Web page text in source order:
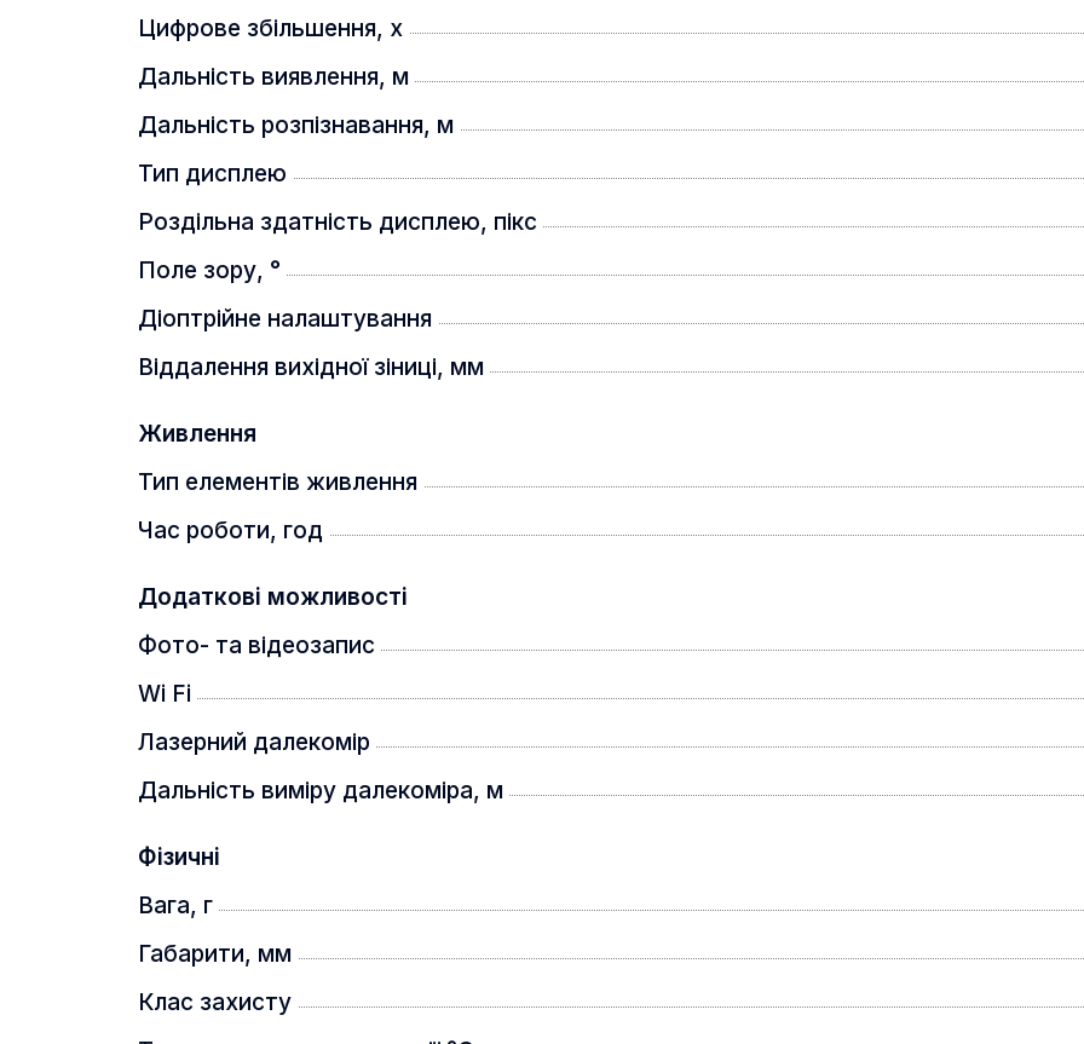
Tracer здатний точно вимірювати дистанцію до об'єктів на відстані до 1000
дальність вимірювання: 1000 м. Точність вимірювання: ± 1м. (Клас безпеки для
IP67
Цифрове збільшення, x
Дальність виявлення, м
Дальність розпізнавання, м
Тип дисплею
Роздільна здатність дисплею, пікс
Поле зору, °
Діоптрійне налаштування
Віддалення вихідної зіниці, мм
Живлення
Тип елементів живлення
Час роботи, год
Додаткові можливості
Фото- та відеозапис
Wi Fi
Лазерний далекомір
Дальність виміру далекоміра, м
Фізичні
Вага, г
Габарити, мм
Клас захисту